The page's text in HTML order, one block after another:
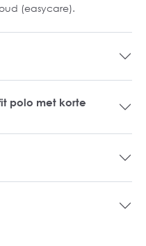
(easycare).
polo met korte